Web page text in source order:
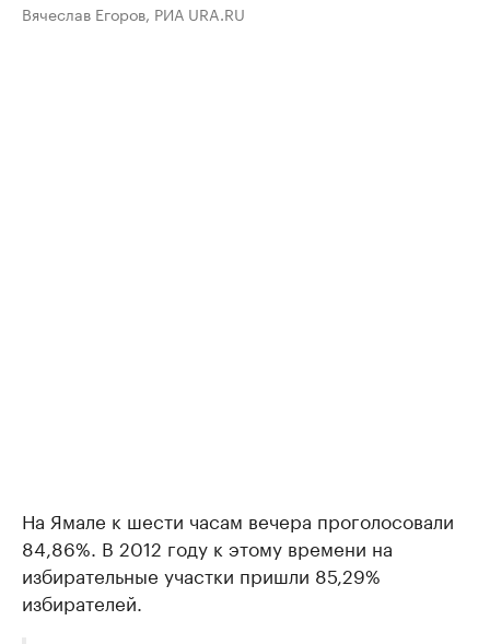
Вячеслав Егоров, РИА URA.RU
На Ямале к шести часам вечера проголосовали
84,86%. В 2012 году к этому времени на
избирательные участки пришли 85,29%
избирателей.